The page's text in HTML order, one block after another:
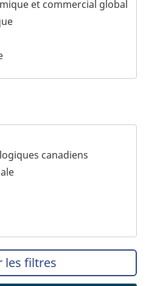
plastiques
et des
et commercial global
transpacifique
canadiens
les filtres